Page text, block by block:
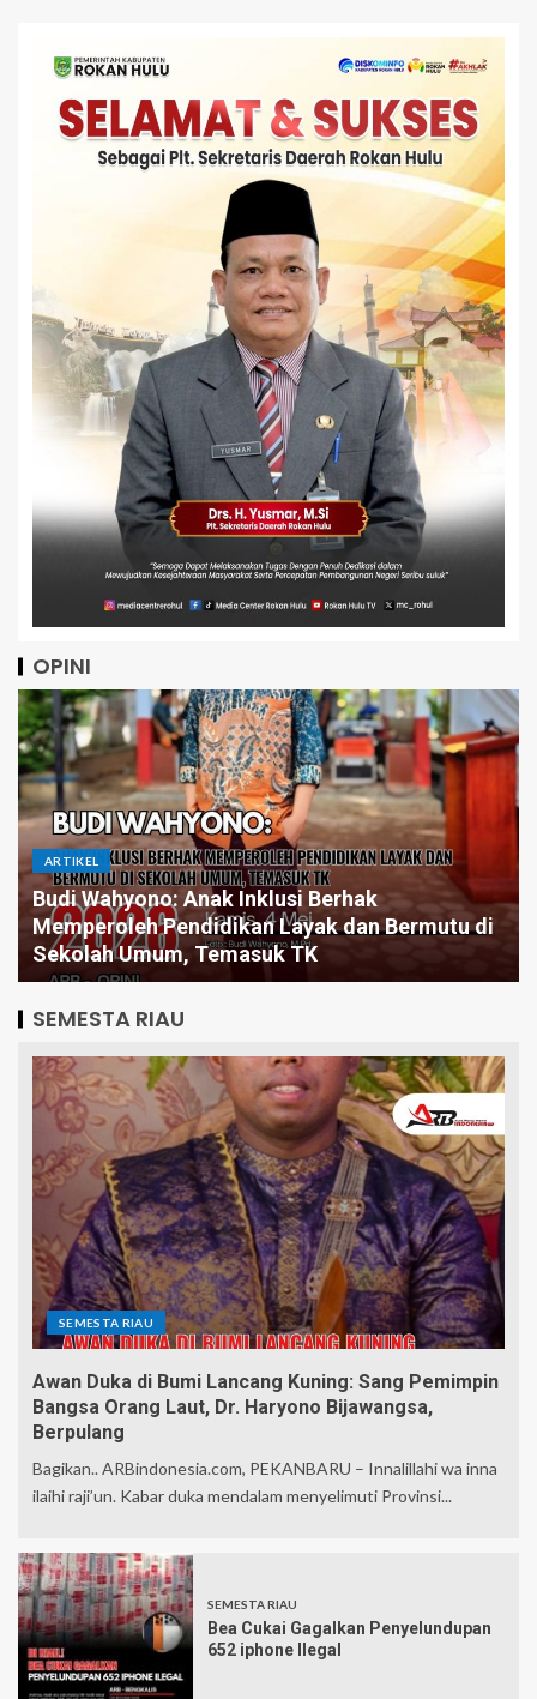
OPINI
ARTIKEL
Budi Wahyono: Anak Inklusi Berhak
Memperoleh Pendidikan Layak dan Bermutu di
Sekolah Umum, Temasuk TK
SEMESTA RIAU
SEMESTA RIAU
Awan Duka di Bumi Lancang Kuning: Sang Pemimpin
Bangsa Orang Laut, Dr. Haryono Bijawangsa,
Berpulang
Bagikan.. ARBindonesia.com, PEKANBARU – Innalillahi wa inna
ilaihi raji’un. Kabar duka mendalam menyelimuti Provinsi...
SEMESTA RIAU
Bea Cukai Gagalkan Penyelundupan
652 iphone Ilegal